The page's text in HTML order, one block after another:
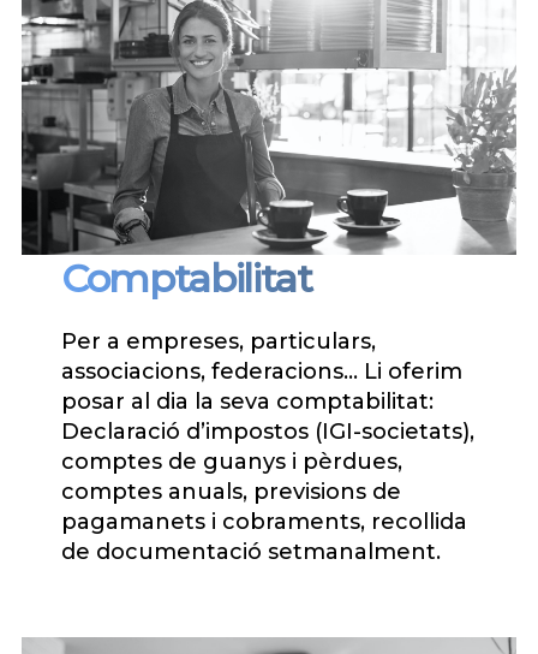
Comptabilitat
Per a empreses, particulars,
associacions, federacions… Li oferim
posar al dia la seva comptabilitat:
Declaració d’impostos (IGI-societats),
comptes de guanys i pèrdues,
comptes anuals, previsions de
pagamanets i cobraments, recollida
de documentació setmanalment.